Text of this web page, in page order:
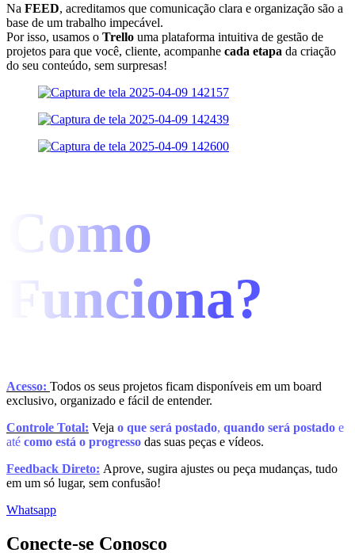
Na FEED, acreditamos que comunicação clara e organização são a
base de um trabalho impecável.
Por isso, usamos o Trello uma plataforma intuitiva de gestão de
projetos para que você, cliente, acompanhe cada etapa da criação
do seu conteúdo, sem surpresas!
Como
Funciona?
Acesso: Todos os seus projetos ficam disponíveis em um board
exclusivo, organizado e fácil de entender.
Controle Total: Veja o que será postado, quando será postado e
até como está o progresso das suas peças e vídeos.
Feedback Direto: Aprove, sugira ajustes ou peça mudanças, tudo
em um só lugar, sem confusão!
Whatsapp
Conecte-se Conosco